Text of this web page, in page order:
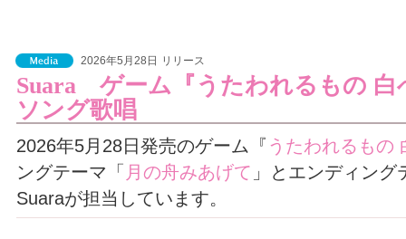
2026年5月28日 リリース
Suara ゲーム『うたわれるもの 白
ソング歌唱
2026年5月28日発売のゲーム『 うたわれるもの
ングテーマ「 月の舟みあげて 」とエンディング
Suaraが担当しています。